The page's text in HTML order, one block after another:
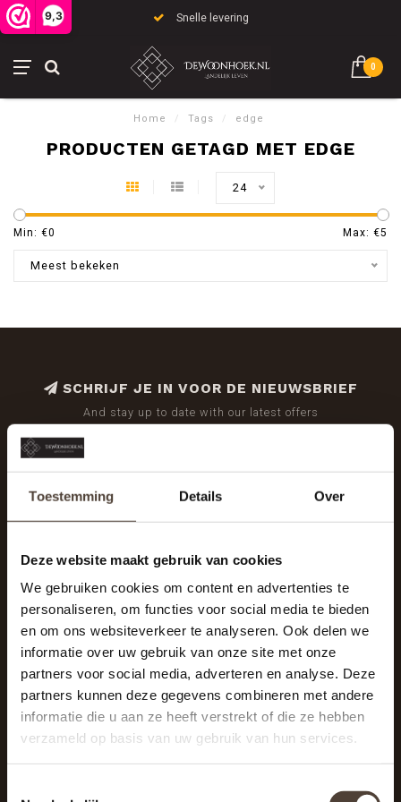
Toestemming Details Over
Deze website maakt gebruik van cookies
We gebruiken cookies om content en advertenties te
personaliseren, om functies voor social media te bieden
en om ons websiteverkeer te analyseren. Ook delen we
informatie over uw gebruik van onze site met onze
partners voor social media, adverteren en analyse. Deze
partners kunnen deze gegevens combineren met andere
informatie die u aan ze heeft verstrekt of die ze hebben
verzameld op basis van uw gebruik van hun services.
9,3 Snelle levering
0
Home / Tags / edge
PRODUCTEN GETAGD MET EDGE
24
Min: €0 Max: €5
Meest bekeken
SCHRIJF JE IN VOOR DE NIEUWSBRIEF
And stay up to date with our latest offers
De Woonhoek - Landelijk leven